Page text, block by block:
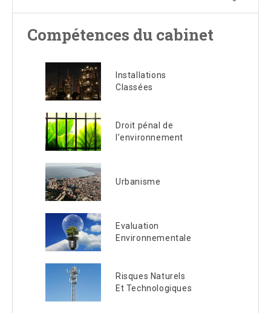
Compétences du cabinet
Installations
Classées
Droit pénal de
l’environnement
Urbanisme
Evaluation
Environnementale
Risques Naturels
Et Technologiques